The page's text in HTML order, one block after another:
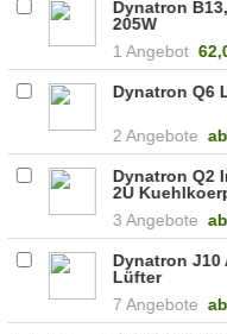
Dynatron
205W
1 Angebot
Dynatron Q6
2 Angebote ab
Dynatron Q2
2U
Passiv bis zu
3 Angebote ab
Dynatron J10
Lüfter
7 Angebote ab